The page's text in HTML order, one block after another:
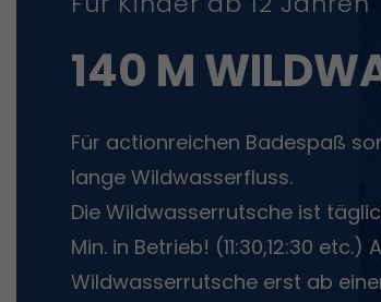
140 M
Für actionreichen Badespaß
lange Wildwasserfluss.
Die Wildwasserrutsche ist
Min. in Betrieb! (11:30,12:30
Wildwasserrutsche erst ab